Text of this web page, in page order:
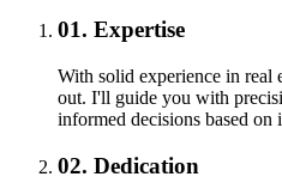
01. Expertise
With solid experience in real
out. I'll guide you with
informed decisions based on
02. Dedication